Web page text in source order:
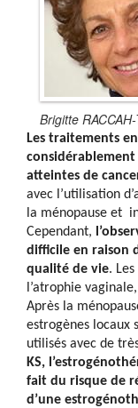
Brigitte
Les traitements
atteintes de
avec l’utilisation
la ménopause et
Cependant,
difficile en raison
qualité de vie.
l’atrophie
Après la
estrogènes locaux
utilisés avec de
KS,
fait du risque de
d’une